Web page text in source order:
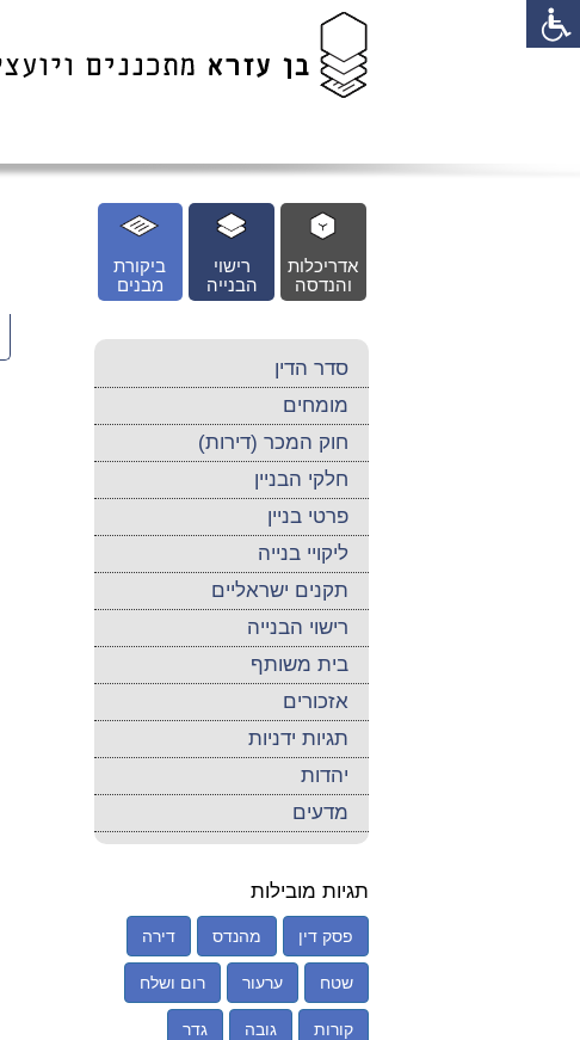
ביקורת
מבנים
רישוי
הבנייה
אדריכלות
והנדסה
סדר הדין
מומחים
חוק המכר (דירות)
חלקי הבניין
פרטי בניין
ליקויי בנייה
תקנים ישראליים
רישוי הבנייה
בית משותף
אזכורים
תגיות ידניות
יהדות
מדעים
תגיות מובילות
פסק דין מהנדס דירה
שטח ערעור רום ושלח
קורות גובה גדר